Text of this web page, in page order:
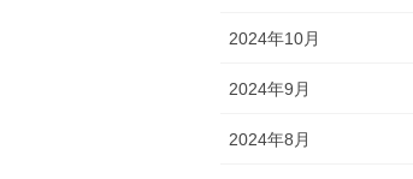
2024年10月
2024年9月
2024年8月